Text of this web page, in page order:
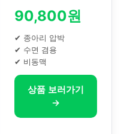
90,800원
✔ 종아리 압박
✔ 수면 겸용
✔ 비동맥
상품 보러가기
→